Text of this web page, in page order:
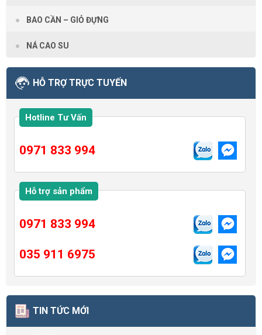
BAO CẦN – GIỎ ĐỰNG
NÁ CAO SU
HỖ TRỢ TRỰC TUYẾN
Hotline Tư Vấn
0971 833 994
Hỗ trợ sản phẩm
0971 833 994
035 911 6975
TIN TỨC MỚI